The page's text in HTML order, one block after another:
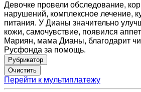
Девочке провели обследование,
нарушений, комплексное лечение,
питания. У Дианы значительно
кожи, самочувствие, появился
Мариян, мама Дианы, благодарит
Русфонда за помощь.
Рубрикатор
Перейти к мультиплатежу